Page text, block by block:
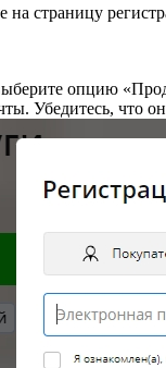
на страницу
опцию
Убедитесь, что